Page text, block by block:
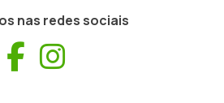
nas redes sociais
Facebook